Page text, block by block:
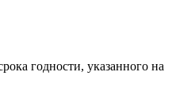
годности, указанного на